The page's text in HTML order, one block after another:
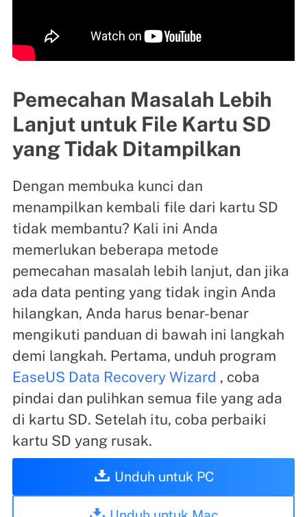
Pemecahan Masalah Lebih
Lanjut untuk File Kartu SD
yang Tidak Ditampilkan
Dengan membuka kunci dan
menampilkan kembali file dari kartu SD
tidak membantu? Kali ini Anda
memerlukan beberapa metode
pemecahan masalah lebih lanjut, dan jika
ada data penting yang tidak ingin Anda
hilangkan, Anda harus benar-benar
mengikuti panduan di bawah ini langkah
demi langkah. Pertama, unduh program
EaseUS Data Recovery Wizard , coba
pindai dan pulihkan semua file yang ada
di kartu SD. Setelah itu, coba perbaiki
kartu SD yang rusak.
Unduh untuk PC